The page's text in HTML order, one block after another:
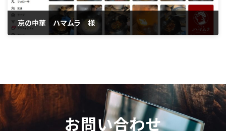
京の中華 ハマムラ 様
お問い合わせ